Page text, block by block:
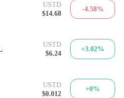
USTD
$14.68
-4.58%
USTD
$6.24
+3.02%
USTD
$0.012
+0%